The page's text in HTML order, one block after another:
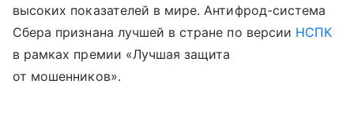
высоких показателей в мире. Антифрод-система
Сбера признана лучшей в стране по версии НСПК
в рамках премии «Лучшая защита
от мошенников».